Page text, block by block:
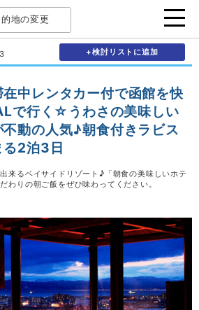
的地の変更
+検討リストに追加
在中レンタカー付で函館を快
で行く☆うわさの美味しい
動の人気♪朝食付きラビス
る2泊3日
来るベイサイドリゾート♪「朝食の美味しいホテ
わりの朝ご飯をぜひ味わってください。